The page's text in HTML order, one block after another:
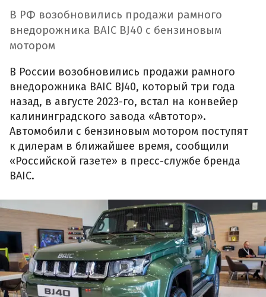
В РФ возобновились продажи рамного
внедорожника BAIC BJ40 с бензиновым
мотором
В России возобновились продажи рамного
внедорожника BAIC BJ40, который три года
назад, в августе 2023-го, встал на конвейер
калининградского завода «Автотор».
Автомобили с бензиновым мотором поступят
к дилерам в ближайшее время, сообщили
«Российской газете» в пресс-службе бренда
BAIC.